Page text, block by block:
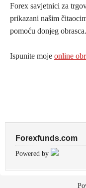
Forex savjetnici za
prikazani našim
pomoću donjeg obrasca.
Ispunite moje online
Forexfunds.com
Powered by